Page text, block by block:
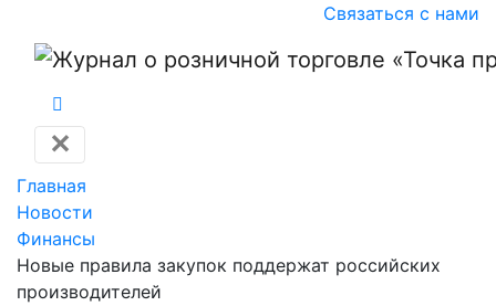
Связаться с нами
✕
Главная
Новости
Финансы
Новые правила закупок поддержат российских
производителей